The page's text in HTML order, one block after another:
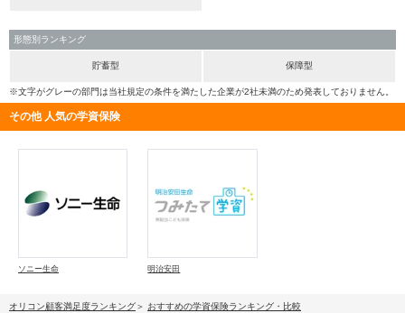
形態別ランキング
貯蓄型 保障型
※文字がグレーの部門は当社規定の条件を満たした企業が2社未満のため発表しておりません。
その他 人気の学資保険
ソニー生命 明治安田
オリコン顧客満足度ランキング
おすすめの学資保険ランキング・比較